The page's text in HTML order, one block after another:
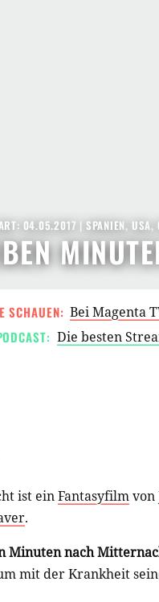
04.05.2017 | SPANIEN, USA,
SCHAUEN: Bei Magenta
Die besten
ist einFantasyfilmvon
.
Minuten nach
mit der Krankheit